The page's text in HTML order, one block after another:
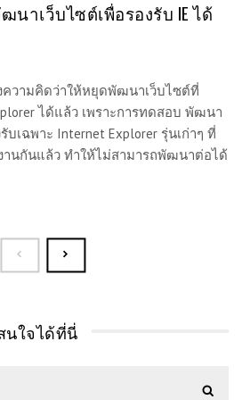
ฒนาเว็บไซต์เพื่อรองรับ IE ได้
ความคิดว่าให้หยุดพัฒนาเว็บไซต์ที่
ได้แล้ว เพราะการทดสอบ พัฒนา
เฉพาะ Internet Explorer รุ่นเก่าๆ ที่
นกันแล้ว ทำให้ไม่สามารถพัฒนาต่อได้
ใจได้ที่นี่